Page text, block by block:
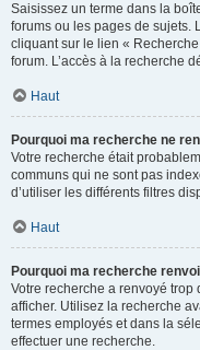
Saisissez un terme dans la
forums ou les pages de sujets.
cliquant sur le lien «
forum. L’accès à la recherche
Haut
Pourquoi ma recherche ne
Votre recherche était
communs qui ne sont pas
d’utiliser les différents filtres
Haut
Pourquoi ma recherche
Votre recherche a renvoyé
afficher. Utilisez la recherche
termes employés et dans la
effectuer une recherche.